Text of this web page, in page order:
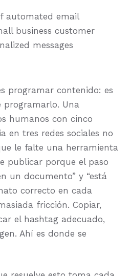
programar contenido: es
programarlo. Una
humanos con cinco
en tres redes sociales no
le falte una herramienta
publicar porque el paso
un documento” y “está
correcto en cada
fricción. Copiar,
el hashtag adecuado,
Ahí es donde se